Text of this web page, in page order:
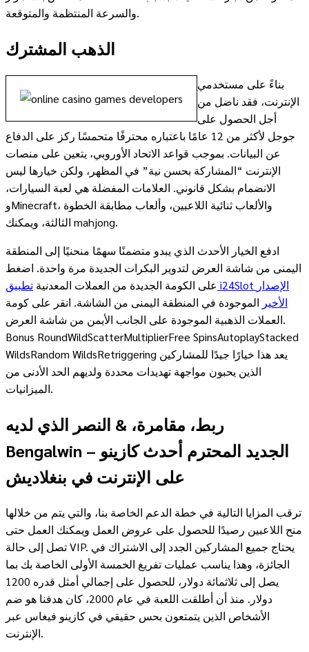
والسرعة المنتظمة والمتوقعة.
الذهب المشترك
بناءً على مستخدمي
الإنترنت، فقد ناضل من
أجل الحصول على
جوجل لأكثر من 12 عامًا باعتباره محترفًا متحمسًا ركز على الدفاع
عن البيانات. بموجب قواعد الاتحاد الأوروبي، يتعين على منصات
الإنترنت “المشاركة بحسن نية” في المظهر، ولكن خيارها ليس
الانضمام بشكل قانوني. العلامات المفضلة هي لعبة السيارات،
وMinecraft، والألعاب ثنائية اللاعبين، وألعاب مطابقة الخطوة
الثالثة، ويمكنك mahjong.
ادفع الخيار الأحدث الذي يبدو متضمنًا سهمًا منحنيًا إلى المنطقة
اليمنى من شاشة العرض لتدوير البكرات الجديدة مرة واحدة. اضغط
على الكومة الجديدة من العملات المعدنية تطبيق i24Slot الإصدار
الأخير الموجودة في المنطقة اليمنى من الشاشة. انقر على كومة
العملات الذهبية الموجودة على الجانب الأيمن من شاشة العرض.
Bonus RoundWildScatterMultiplierFree SpinsAutoplayStacked
WildsRandom WildsRetriggering يعد هذا خيارًا جيدًا للمشاركين
الذين يحبون مواجهة تهديدات محددة ولديهم الحد الأدنى من
الميزانيات.
ربط، مقامرة، & النصر الذي لديه
Bengalwin – الجديد المحترم أحدث كازينو
على الإنترنت في بنغلاديش
ترقب المزايا التالية في خطة الدعم الخاصة بنا، والتي يتم من خلالها
منح اللاعبين رصيدًا للحصول على عروض العمل ويمكنك العمل حتى
تصل إلى حالة VIP. يحتاج جميع المشاركين الجدد إلى الاشتراك في
الجائزة، وهذا يناسب عمليات تفريغ الخمسة الأولى الخاصة بك بما
يصل إلى ثلاثمائة دولار، للحصول على إجمالي أمثل قدره 1200
دولار. منذ أن أطلقت اللعبة في عام 2000، كان هدفنا هو ضم
الأشخاص الذين يتمتعون بحس حقيقي في كازينو فيغاس عبر
الإنترنت.